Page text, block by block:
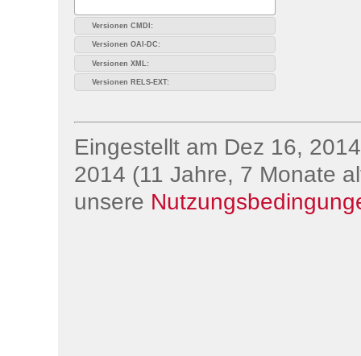
Versionen CMDI:
Versionen OAI-DC:
Versionen XML:
Versionen RELS-EXT:
Eingestellt am Dez 16,
2014 (11 Jahre, 7 Monate
unsere